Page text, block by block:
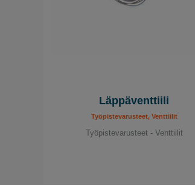
Läppäventtiili
Työpistevarusteet, Venttiilit
Työpistevarusteet - Venttiilit